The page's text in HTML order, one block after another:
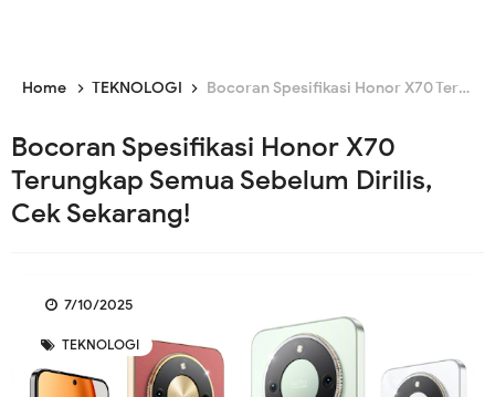
Home TEKNOLOGI Bocoran Spesifikasi Honor X70 Terungkap Semua Sebelum Dirilis, Cek Sekarang!
Bocoran Spesifikasi Honor X70
Terungkap Semua Sebelum Dirilis,
Cek Sekarang!
TEKNOLOGI
7/10/2025